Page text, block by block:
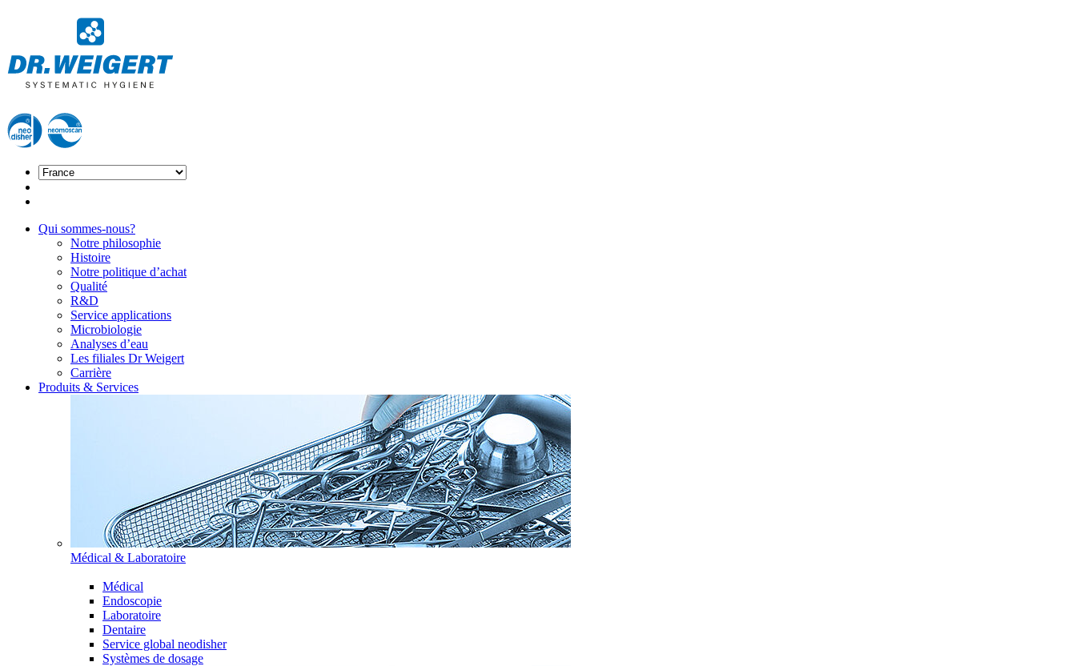
Qui sommes-nous?
Notre philosophie
Histoire
Notre politique d’achat
Qualité
R&D
Service applications
Microbiologie
Analyses d’eau
Les filiales Dr Weigert
Carrière
Produits & Services
Médical & Laboratoire
Médical
Endoscopie
Laboratoire
Dentaire
Service global neodisher
Systèmes de dosage